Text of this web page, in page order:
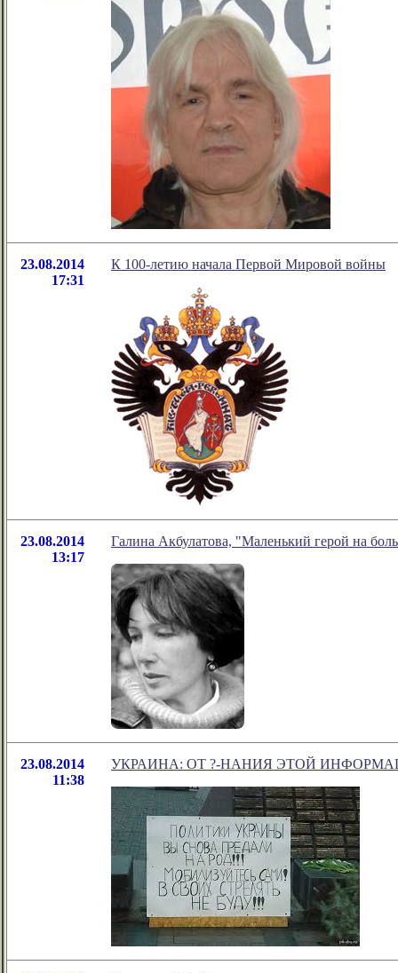
23.08.2014
17:31
К 100-летию начала Первой Мировой войны
23.08.2014
13:17
Галина Акбулатова, "Маленький герой на
23.08.2014
11:38
УКРАИНА: ОТ ?-НАНИЯ ЭТОЙ